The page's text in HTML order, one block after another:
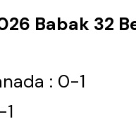
Babak 32
: 0-1